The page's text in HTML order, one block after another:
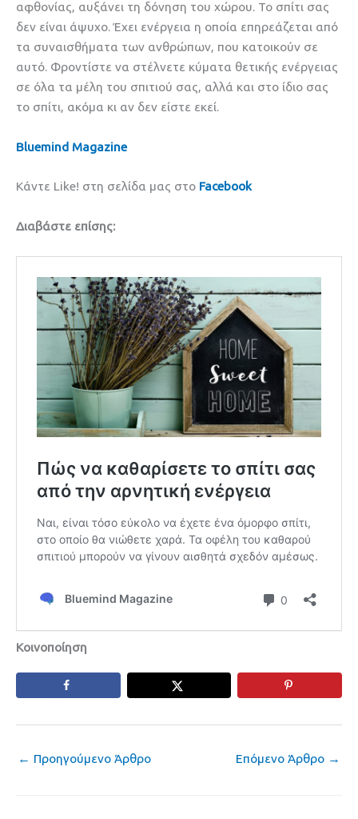
αφθονίας, αυξάνει τη δόνηση του χώρου. Το σπίτι σας
δεν είναι άψυχο. Έχει ενέργεια η οποία επηρεάζεται από
τα συναισθήματα των ανθρώπων, που κατοικούν σε
αυτό. Φροντίστε να στέλνετε κύματα θετικής ενέργειας
σε όλα τα μέλη του σπιτιού σας, αλλά και στο ίδιο σας
το σπίτι, ακόμα κι αν δεν είστε εκεί.
Bluemind Magazine
Κάντε Like! στη σελίδα μας στο Facebook
Διαβάστε επίσης:
Κοινοποίηση
← Προηγούμενο Άρθρο Επόμενο Άρθρο →